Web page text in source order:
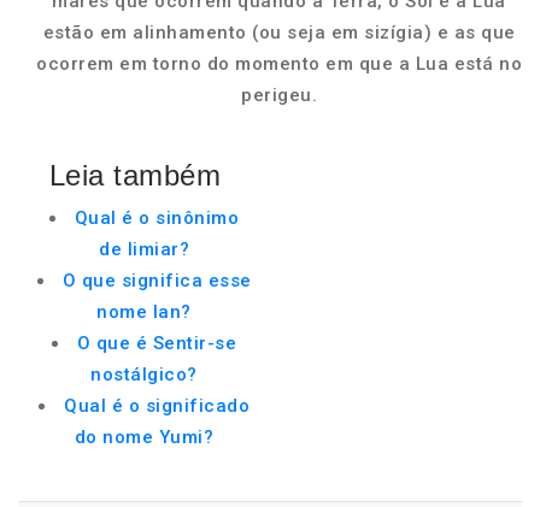
estão em alinhamento (ou seja em sizígia) e as que
ocorrem em torno do momento em que a Lua está no
perigeu.
Leia também
Qual é o sinônimo
de limiar?
O que significa esse
nome Ian?
O que é Sentir-se
nostálgico?
Qual é o significado
do nome Yumi?